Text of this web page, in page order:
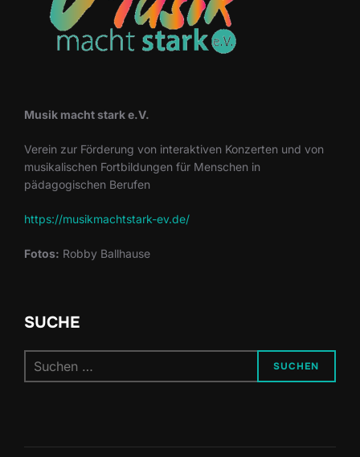
Musik macht stark e.V.
Verein zur Förderung von interaktiven Konzerten und von
musikalischen Fortbildungen für Menschen in
pädagogischen Berufen
https://musikmachtstark-ev.de/
Fotos: Robby Ballhause
SUCHE
nach:
SUCHEN